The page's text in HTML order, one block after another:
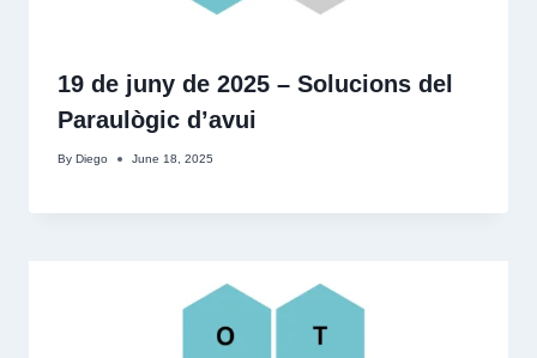
19 de juny de 2025 – Solucions del
Paraulògic d’avui
By Diego June 18, 2025